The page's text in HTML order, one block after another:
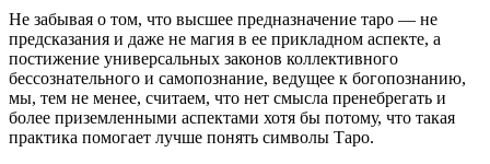
Не забывая о том, что высшее предназначение таро — не
предсказания и даже не магия в ее прикладном аспекте, а
постижение универсальных законов коллективного
бессознательного и самопознание, ведущее к богопознанию,
мы, тем не менее, считаем, что нет смысла пренебрегать и
более приземленными аспектами хотя бы потому, что такая
практика помогает лучше понять символы Таро.